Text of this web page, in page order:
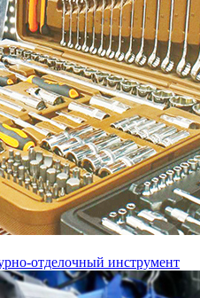
отделочный инструмент